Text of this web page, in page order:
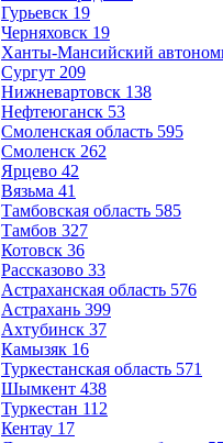
Гурьевск 19
Черняховск 19
Ханты-Мансийский
Сургут 209
Нижневартовск 138
Нефтеюганск 53
Смоленская область 595
Смоленск 262
Ярцево 42
Вязьма 41
Тамбовская область 585
Тамбов 327
Котовск 36
Рассказово 33
Астраханская область 576
Астрахань 399
Ахтубинск 37
Камызяк 16
Туркестанская область 571
Шымкент 438
Туркестан 112
Кентау 17